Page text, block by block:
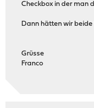
Checkbox in der man
Dann hätten wir
Grüsse
Franco